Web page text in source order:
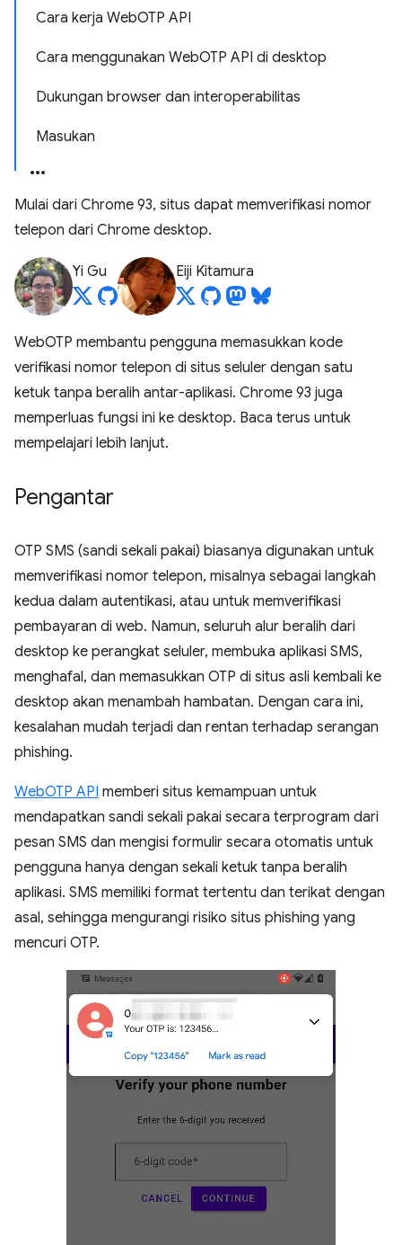
Cara kerja WebOTP API
Cara menggunakan WebOTP API di desktop
Dukungan browser dan interoperabilitas
Masukan
Mulai dari Chrome 93, situs dapat memverifikasi nomor
telepon dari Chrome desktop.
Yi Gu Eiji Kitamura
WebOTP membantu pengguna memasukkan kode
verifikasi nomor telepon di situs seluler dengan satu
ketuk tanpa beralih antar-aplikasi. Chrome 93 juga
memperluas fungsi ini ke desktop. Baca terus untuk
mempelajari lebih lanjut.
Pengantar
OTP SMS (sandi sekali pakai) biasanya digunakan untuk
memverifikasi nomor telepon, misalnya sebagai langkah
kedua dalam autentikasi, atau untuk memverifikasi
pembayaran di web. Namun, seluruh alur beralih dari
desktop ke perangkat seluler, membuka aplikasi SMS,
menghafal, dan memasukkan OTP di situs asli kembali ke
desktop akan menambah hambatan. Dengan cara ini,
kesalahan mudah terjadi dan rentan terhadap serangan
phishing.
WebOTP API memberi situs kemampuan untuk
mendapatkan sandi sekali pakai secara terprogram dari
pesan SMS dan mengisi formulir secara otomatis untuk
pengguna hanya dengan sekali ketuk tanpa beralih
aplikasi. SMS memiliki format tertentu dan terikat dengan
asal, sehingga mengurangi risiko situs phishing yang
mencuri OTP.